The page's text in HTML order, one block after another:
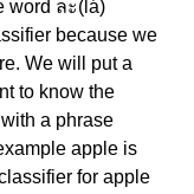
word ละ(lá)
because we
We will put a
to know the
a phrase
apple is
for apple